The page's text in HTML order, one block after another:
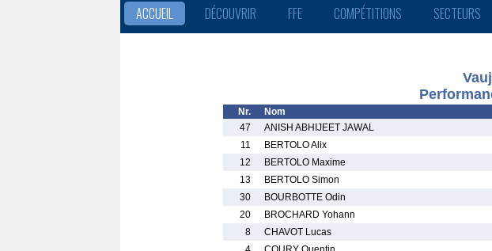
ACCUEIL DÉCOUVRIR FFE COMPÉTITIONS SECTEURS
Nr. Nom
47
ANISH ABHIJEET JAWAL
11
BERTOLO Alix
12
BERTOLO Maxime
13
BERTOLO Simon
30
BOURBOTTE Odin
20
BROCHARD Yohann
8
CHAVOT Lucas